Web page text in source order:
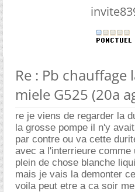
Re : Pb chauffage
miele G525 (20a
re je viens de regarder la
la grosse pompe il n'y
par contre ou va cette
avec a l'interrieure comme
plein de chose blanche
mais je vais la demonter
voila peut etre a ca soir